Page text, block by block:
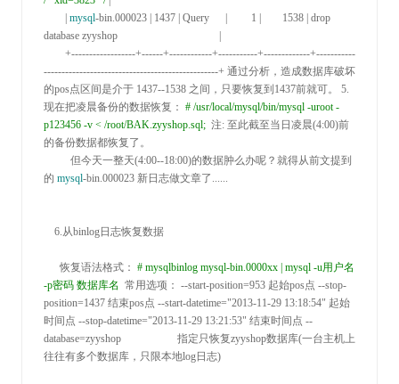
        |
mysql-bin.000023 | 1437 | Query      |         1 |        1538 | drop
database zyyshop                                      |
-------------------------------------------------+ 通过分析，造成数据库破坏
的pos点区间是介于 1437--1538 之间，只要恢复到1437前就可。 5.
现在把凌晨备份的数据恢复： # /usr/local/mysql/bin/mysql -uroot -
p123456 -v < /root/BAK.zyyshop.sql; 注: 至此截至当日凌晨(4:00)前
的备份数据都恢复了。
          但今天一整天(
4:00--18:00)的数据肿么办呢？就得从前文提到
的 mysql-bin.000023 新日志做文章了......
    6.
从binlog日志恢复数据
      恢复语法格式：
# mysqlbinlog mysql-bin.0000xx | mysql -u用户名
-p密码 数据库名 常用选项： --start-position=953 起始pos点 --stop-
position=1437 结束pos点 --start-datetime="2013-11-29 13:18:54" 起始
时间点 --stop-datetime="2013-11-29 13:21:53" 结束时间点 --
database=zyyshop                     指定只恢复zyyshop数据库(一台主机上
往往有多个数据库，只限本地log日志)